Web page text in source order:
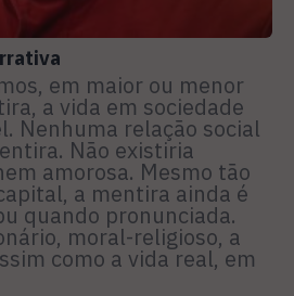
em maior ou menor
a vida em sociedade
Nenhuma relação social
Não existiria
amorosa. Mesmo tão
a mentira ainda é
quando pronunciada.
moral-religioso, a
como a vida real, em